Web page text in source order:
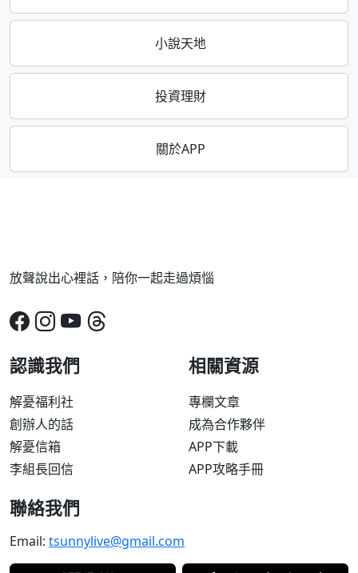
小說天地
投資理財
關於APP
放聲說出心裡話，陪你一起走過煩惱
認識我們
解憂福利社
創辦人的話
解憂信箱
李組長回信
相關資源
專欄文章
成為合作夥伴
APP下載
APP攻略手冊
聯絡我們
Email: tsunnylive@gmail.com